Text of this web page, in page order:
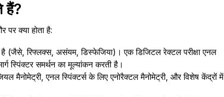
हैं?
क्या होता है:
(जैसे, रिफ्लक्स, असंयम, डिस्फेजिया)। एक डिजिटल रेक्टल परीक्षा एनल
स्पिंक्टर समर्थन का मूल्यांकन करती है।
मैनोमेट्री, एनल स्पिंक्टर्स के लिए एनोरैक्टल मैनोमेट्री, और विशेष केंद्रों में